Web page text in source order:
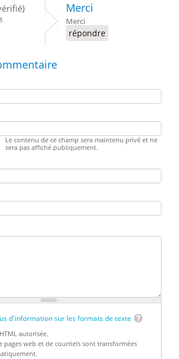
Merci
Merci
répondre
Le contenu de ce champ sera maintenu privé et ne
sera pas affiché publiquement.
d'information sur les formats de texte
autorisée.
pages web et de courriels sont transformées